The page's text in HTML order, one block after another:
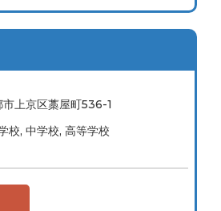
上京区藁屋町536-1
校, 中学校, 高等学校